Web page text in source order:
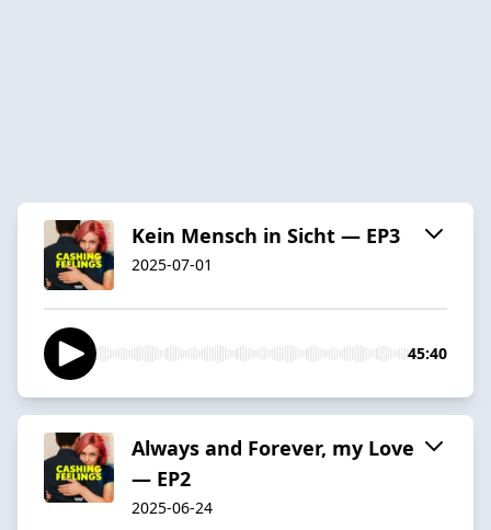
Kein Mensch in Sicht — EP3
2025-07-01
45:40
Always and Forever, my Love
— EP2
2025-06-24